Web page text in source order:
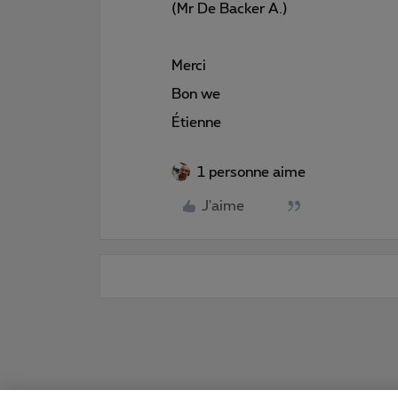
(Mr De Backer A.)
Merci
Bon we
Étienne
1 personne aime
J'aime